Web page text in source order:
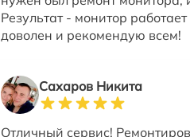
Результат - монитор
доволен и рекомендую всем!
Сахаров Никита
Отличный сервис!